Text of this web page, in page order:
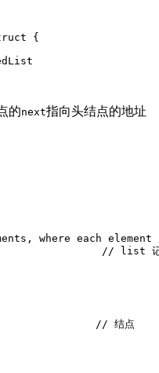
{
的next指向头结点的地址
where each
// list 记录
// 结点